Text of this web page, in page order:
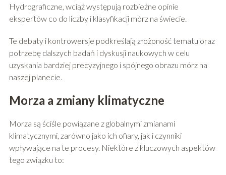
Hydrograficzne, wciąż występują rozbieżne opinie
ekspertów co do liczby i klasyfikacji mórz na świecie.
Te debaty i kontrowersje podkreślają złożoność tematu oraz
potrzebę dalszych badań i dyskusji naukowych w celu
uzyskania bardziej precyzyjnego i spójnego obrazu mórz na
naszej planecie.
Morza a zmiany klimatyczne
Morza są ściśle powiązane z globalnymi zmianami
klimatycznymi, zarówno jako ich ofiary, jak i czynniki
wpływające na te procesy. Niektóre z kluczowych aspektów
tego związku to: